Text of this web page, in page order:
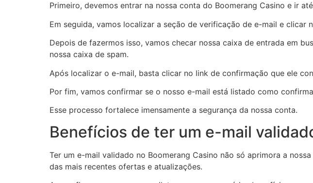
Primeiro, devemos entrar na nossa conta do Boomerang Casino e ir
Em seguida, vamos localizar a seção de verificação de e-mail e clicar
Depois de fazermos isso, vamos checar nossa caixa de entrada em
nossa caixa de spam.
Após localizar o e-mail, basta clicar no link de confirmação que ele
Por fim, vamos confirmar se o nosso e-mail está listado como
Esse processo fortalece imensamente a segurança da nossa conta.
Benefícios de ter um e-mail
Ter um e-mail validado no Boomerang Casino não só aprimora a
das mais recentes ofertas e atualizações.